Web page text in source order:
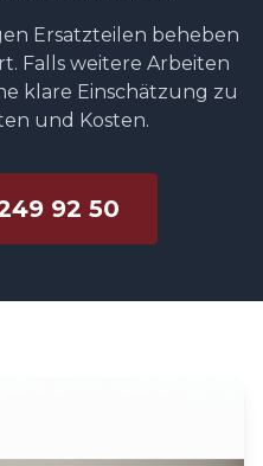
Ersatzteilen beheben
Falls weitere Arbeiten
klare Einschätzung zu
und Kosten.
92 50